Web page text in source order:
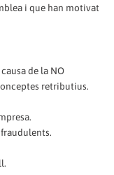
i que han motivat
de la NO
retributius.